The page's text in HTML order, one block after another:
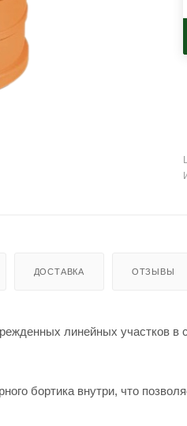
ДОСТАВКА ОТЗЫВЫ
линейных участков в
бортика внутри, что